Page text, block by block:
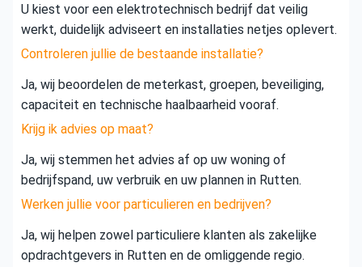
U kiest voor een elektrotechnisch bedrijf dat veilig
werkt, duidelijk adviseert en installaties netjes oplevert.
Controleren jullie de bestaande installatie?
Ja, wij beoordelen de meterkast, groepen, beveiliging,
capaciteit en technische haalbaarheid vooraf.
Krijg ik advies op maat?
Ja, wij stemmen het advies af op uw woning of
bedrijfspand, uw verbruik en uw plannen in Rutten.
Werken jullie voor particulieren en bedrijven?
Ja, wij helpen zowel particuliere klanten als zakelijke
opdrachtgevers in Rutten en de omliggende regio.